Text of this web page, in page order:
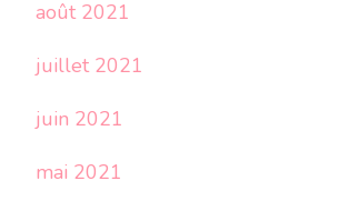
août 2021
juillet 2021
juin 2021
mai 2021